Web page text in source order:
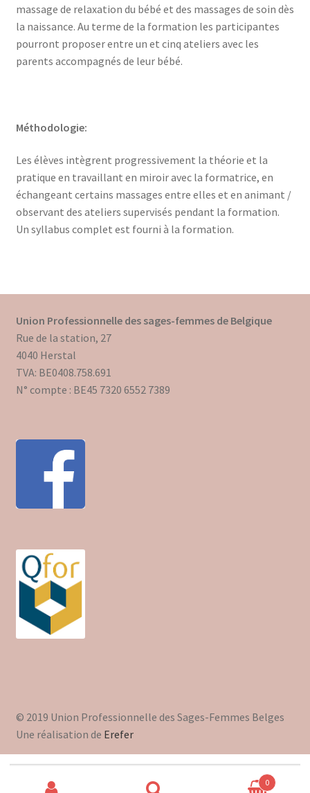
massage de relaxation du bébé et des massages de soin dès
la naissance. Au terme de la formation les participantes
pourront proposer entre un et cinq ateliers avec les
parents accompagnés de leur bébé.
Méthodologie:
Les élèves intègrent progressivement la théorie et la
pratique en travaillant en miroir avec la formatrice, en
échangeant certains massages entre elles et en animant /
observant des ateliers supervisés pendant la formation.
Un syllabus complet est fourni à la formation.
Union Professionnelle des sages-femmes de Belgique
Rue de la station, 27
4040 Herstal
TVA: BE0408.758.691
N° compte : BE45 7320 6552 7389
© 2019 Union Professionnelle des Sages-Femmes Belges
Une réalisation de Erefer
0